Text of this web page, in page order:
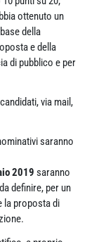
ottenuto un
della
e della
di pubblico e per
via mail,
saranno
2019 saranno
definire, per un
la proposta di